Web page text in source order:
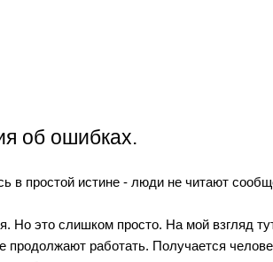
об ошибках.
простой истине - люди не читают
Но это слишком просто. На мой
работать. Получается